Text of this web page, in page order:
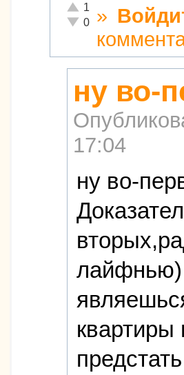
Отлично!
1
Неадекватно!
0 »
ну во-
17:04
ну во-
квартиры